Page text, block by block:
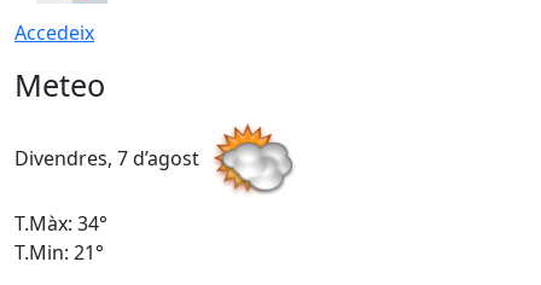
Accedeix
Meteo
Divendres, 7 d’agost
T.Màx: 34°
T.Min: 21°